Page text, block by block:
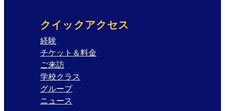
クイックアクセス
経験
チケット＆料金
ご来訪
学校クラス
グループ
ニュース